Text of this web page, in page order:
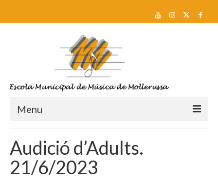
Menu
Escola
Sobre nosaltres
Audició d’Adults.
21/6/2023